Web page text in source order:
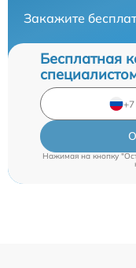
Закажите
Бесплатная
Нажимая на кнопку